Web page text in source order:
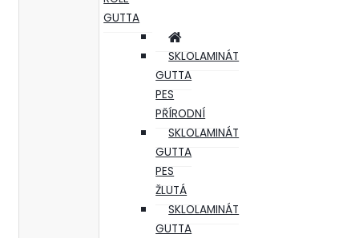
GUTTA
SKLOLAMINÁT
GUTTA
PES
PŘÍRODNÍ
SKLOLAMINÁT
GUTTA
PES
ŽLUTÁ
SKLOLAMINÁT
GUTTA